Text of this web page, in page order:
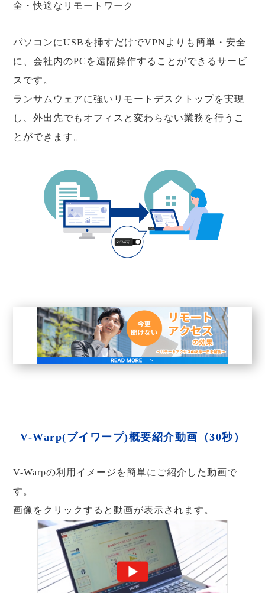
全・快適なリモートワーク
パソコンにUSBを挿すだけでVPNよりも簡単・安全
に、会社内のPCを遠隔操作することができるサービ
スです。
ランサムウェアに強いリモートデスクトップを実現
し、外出先でもオフィスと変わらない業務を行うこ
とができます。
V-Warp(ブイワープ)概要紹介動画（30秒）
V-Warpの利用イメージを簡単にご紹介した動画で
す。
画像をクリックすると動画が表示されます。